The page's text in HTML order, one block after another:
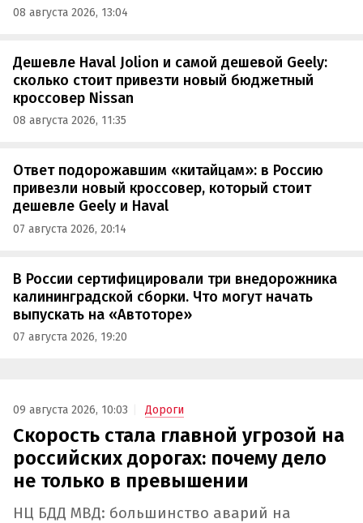
08 августа 2026, 13:04
Дешевле Haval Jolion и самой дешевой Geely:
сколько стоит привезти новый бюджетный
кроссовер Nissan
08 августа 2026, 11:35
Ответ подорожавшим «китайцам»: в Россию
привезли новый кроссовер, который стоит
дешевле Geely и Haval
07 августа 2026, 20:14
В России сертифицировали три внедорожника
калининградской сборки. Что могут начать
выпускать на «Автоторе»
07 августа 2026, 19:20
09 августа 2026, 10:03 Дороги
Скорость стала главной угрозой на
российских дорогах: почему дело
не только в превышении
НЦ БДД МВД: большинство аварий на